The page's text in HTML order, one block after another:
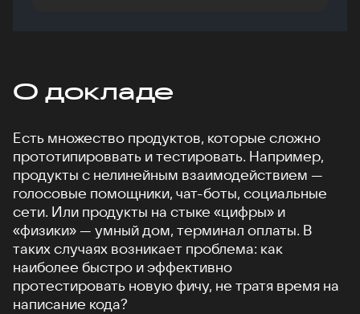
О докладе
Есть множество продуктов, которые сложно
прототипироввать и тестировать. Например,
продукты с нелинейным взаимодействием —
голосовые помощники, чат-боты, социальные
сети. Или продукты на стыке «цифры» и
«физики» — умный дом, терминал оплаты. В
таких случаях возникает проблема: как
наиболее быстро и эффективно
протестировать новую фичу, не тратя время на
написание кода?